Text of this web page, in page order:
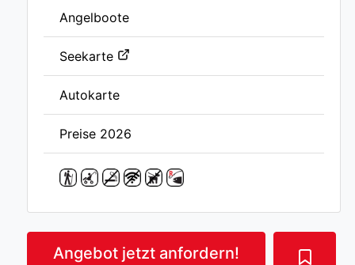
Angelboote
Seekarte
Autokarte
Preise 2026
Angebot jetzt anfordern!